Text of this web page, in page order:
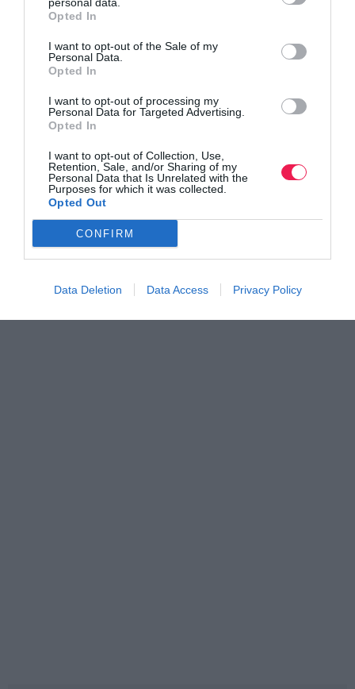
Opted In
I want to opt-out of the Sale of my
Personal Data.
Opted In
I want to opt-out of processing my
Personal Data for Targeted Advertising.
Opted In
I want to opt-out of Collection, Use,
Retention, Sale, and/or Sharing of my
Personal Data that Is Unrelated with the
Purposes for which it was collected.
Opted Out
CONFIRM
Data Deletion Data Access Privacy Policy